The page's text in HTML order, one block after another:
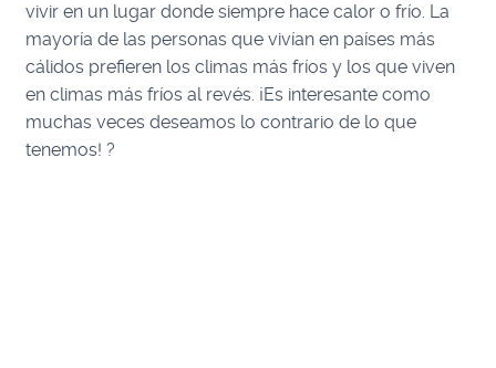
vivir en un lugar donde siempre hace calor o frío. La
mayoría de las personas que vivían en países más
cálidos prefieren los climas más fríos y los que viven
en climas más fríos al revés. ¡Es interesante como
muchas veces deseamos lo contrario de lo que
tenemos! ?